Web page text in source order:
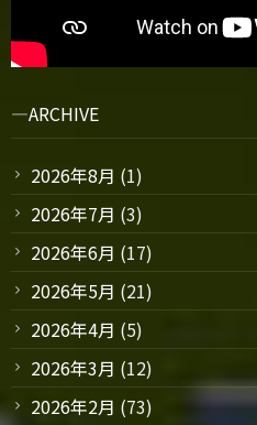
ARCHIVE
2026年8月 (1)
2026年7月 (3)
2026年6月 (17)
2026年5月 (21)
2026年4月 (5)
2026年3月 (12)
2026年2月 (73)